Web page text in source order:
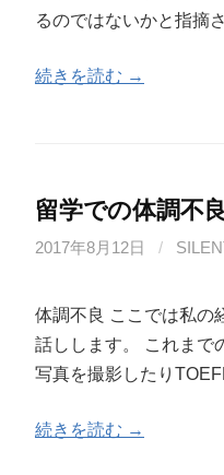
るのではないかと指摘
続きを読む →
留学での体調不
2017年8月12日 /
体調不良 ここでは私の
話しします。 これまで
写真を撮影したり
続きを読む →